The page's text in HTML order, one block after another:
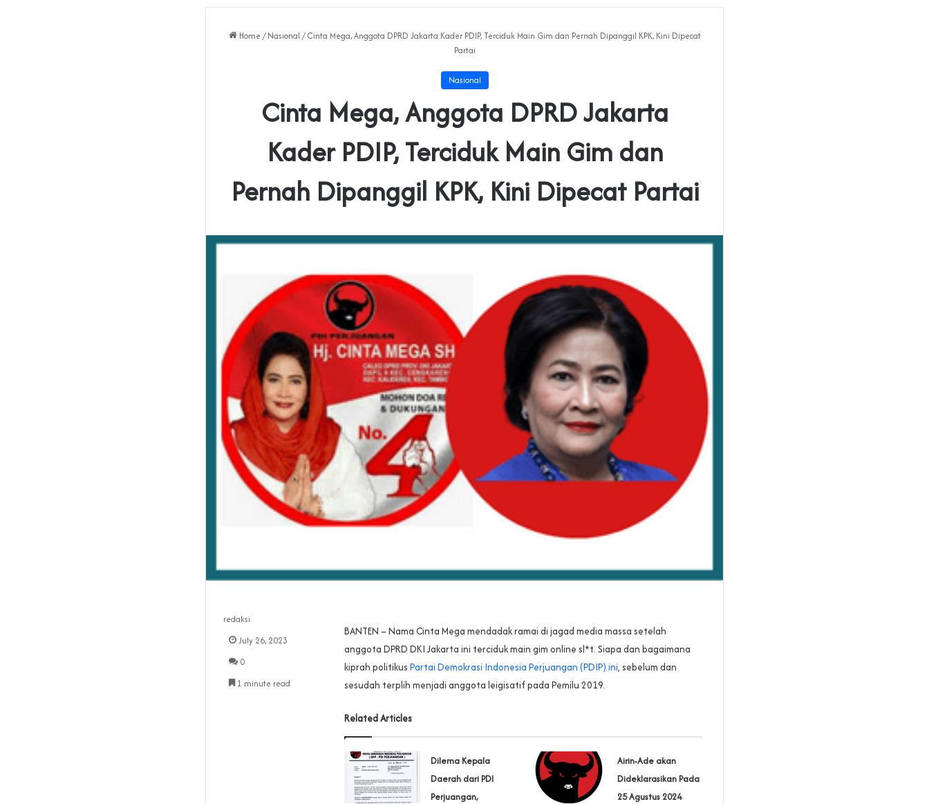
Home / Nasional / Cinta Mega, Anggota DPRD Jakarta Kader PDIP, Terciduk Main Gim dan Pernah Dipanggil KPK, Kini Dipecat
Partai
Nasional
Cinta Mega, Anggota DPRD Jakarta
Kader PDIP, Terciduk Main Gim dan
Pernah Dipanggil KPK, Kini Dipecat Partai
BANTEN – Nama Cinta Mega mendadak ramai di jagad media massa setelah
anggota DPRD DKI Jakarta ini terciduk main gim online sl*t. Siapa dan bagaimana
kiprah politikus Partai Demokrasi Indonesia Perjuangan (PDIP) ini, sebelum dan
sesudah terplih menjadi anggota leigisatif pada Pemilu 2019.
Related Articles
Dilema Kepala
Daerah dari PDI
Perjuangan,
Airin-Ade akan
Dideklarasikan Pada
25 Agustus 2024
redaksi
July 26, 2023
0
1 minute read